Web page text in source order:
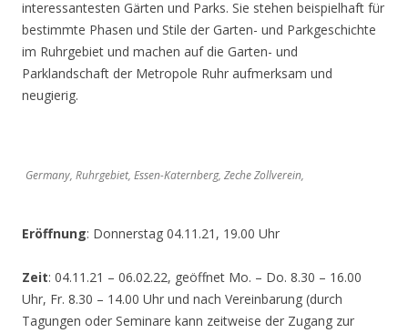
interessantesten Gärten und Parks. Sie stehen beispielhaft für
bestimmte Phasen und Stile der Garten- und Parkgeschichte
im Ruhrgebiet und machen auf die Garten- und
Parklandschaft der Metropole Ruhr aufmerksam und
neugierig.
Germany, Ruhrgebiet, Essen-Katernberg, Zeche Zollverein,
Eröffnung: Donnerstag 04.11.21, 19.00 Uhr
Zeit: 04.11.21 – 06.02.22, geöffnet Mo. – Do. 8.30 – 16.00
Uhr, Fr. 8.30 – 14.00 Uhr und nach Vereinbarung (durch
Tagungen oder Seminare kann zeitweise der Zugang zur